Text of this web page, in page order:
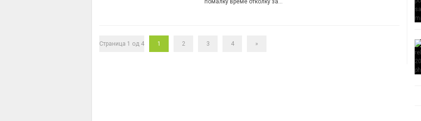
помалку време отколку за…
Страница 1 од 4 1 2 3 4 »